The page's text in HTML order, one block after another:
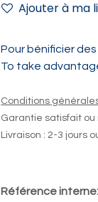
Ajouter à ma
Pour bénificier
To take
Conditions
Garantie satisfait ou
Livraison : 2-3 jours
Référence interne: